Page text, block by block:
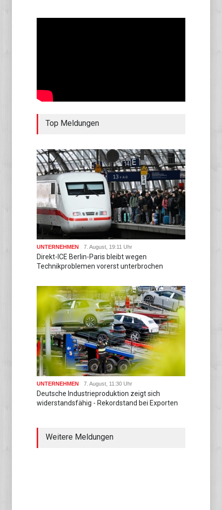
Top Meldungen
UNTERNEHMEN 7. August, 19:11 Uhr
Direkt-ICE Berlin-Paris bleibt wegen
Technikproblemen vorerst unterbrochen
UNTERNEHMEN 7. August, 11:30 Uhr
Deutsche Industrieproduktion zeigt sich
widerstandsfähig - Rekordstand bei Exporten
Weitere Meldungen